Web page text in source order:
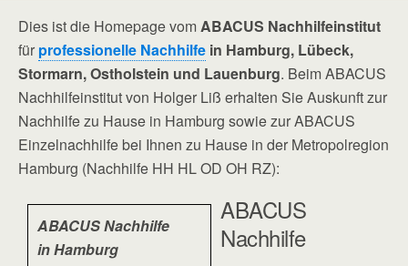
Dies ist die Homepage vomABACUS Nachhilfeinstitut
für professionelle Nachhilfe in Hamburg, Lübeck,
Stormarn, Ostholstein und Lauenburg. Beim ABACUS
Nachhilfeinstitut von Holger Liß erhalten Sie Auskunft zur
Nachhilfe zu Hause in Hamburg sowie zur ABACUS
Einzelnachhilfe bei Ihnen zu Hause in der Metropolregion
Hamburg (Nachhilfe HH HL OD OH RZ):
ABACUS Nachhilfe
in Hamburg
ABACUS
Nachhilfe